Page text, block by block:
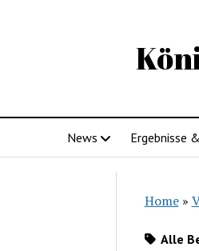
News Ergebnisse
Home»
Alle